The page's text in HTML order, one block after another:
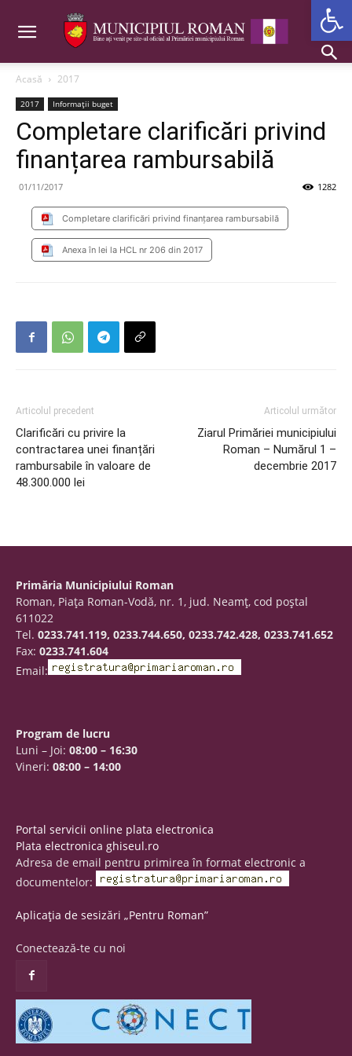
Acasă 2017
2017 Informații buget
Completare clarificări privind
finanțarea rambursabilă
01/11/2017 1282
Completare clarificări privind finanțarea rambursabilă
Anexa în lei la HCL nr 206 din 2017
Articolul precedent
Clarificări cu privire la
contractarea unei finanțări
rambursabile în valoare de
48.300.000 lei
Articolul următor
Ziarul Primăriei municipiului
Roman – Numărul 1 –
decembrie 2017
Primăria Municipiului Roman
Roman, Piaţa Roman-Vodă, nr. 1, jud. Neamţ, cod poştal
611022
Tel. 0233.741.119, 0233.744.650, 0233.742.428, 0233.741.652
Fax: 0233.741.604
Email:
Program de lucru
Luni – Joi: 08:00 – 16:30
Vineri: 08:00 – 14:00
Portal servicii online plata electronica
Plata electronica ghiseul.ro
Adresa de email pentru primirea în format electronic a
documentelor:
Aplicația de sesizări „Pentru Roman”
Conectează-te cu noi